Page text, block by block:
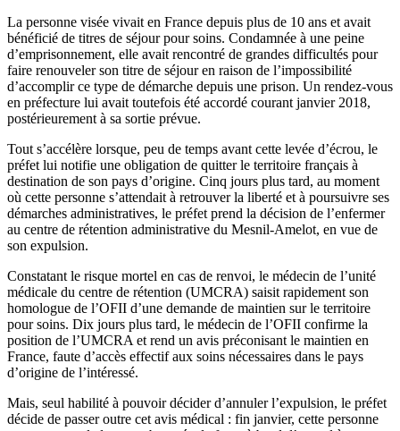
La personne visée vivait en France depuis plus de 10 ans et avait
bénéficié de titres de séjour pour soins. Condamnée à une peine
d’emprisonnement, elle avait rencontré de grandes difficultés pour
faire renouveler son titre de séjour en raison de l’impossibilité
d’accomplir ce type de démarche depuis une prison. Un rendez-vous
en préfecture lui avait toutefois été accordé courant janvier 2018,
postérieurement à sa sortie prévue.
Tout s’accélère lorsque, peu de temps avant cette levée d’écrou, le
préfet lui notifie une obligation de quitter le territoire français à
destination de son pays d’origine. Cinq jours plus tard, au moment
où cette personne s’attendait à retrouver la liberté et à poursuivre ses
démarches administratives, le préfet prend la décision de l’enfermer
au centre de rétention administrative du Mesnil-Amelot, en vue de
son expulsion.
Constatant le risque mortel en cas de renvoi, le médecin de l’unité
médicale du centre de rétention (UMCRA) saisit rapidement son
homologue de l’OFII d’une demande de maintien sur le territoire
pour soins. Dix jours plus tard, le médecin de l’OFII confirme la
position de l’UMCRA et rend un avis préconisant le maintien en
France, faute d’accès effectif aux soins nécessaires dans le pays
d’origine de l’intéressé.
Mais, seul habilité à pouvoir décider d’annuler l’expulsion, le préfet
décide de passer outre cet avis médical : fin janvier, cette personne